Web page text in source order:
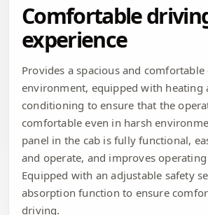
Comfortable
experience
Provides a spacious and
environment, equipped with heating
conditioning to ensure that the
comfortable even in harsh
panel in the cab is fully functional,
and operate, and improves
Equipped with an adjustable safety
absorption function to ensure
driving.